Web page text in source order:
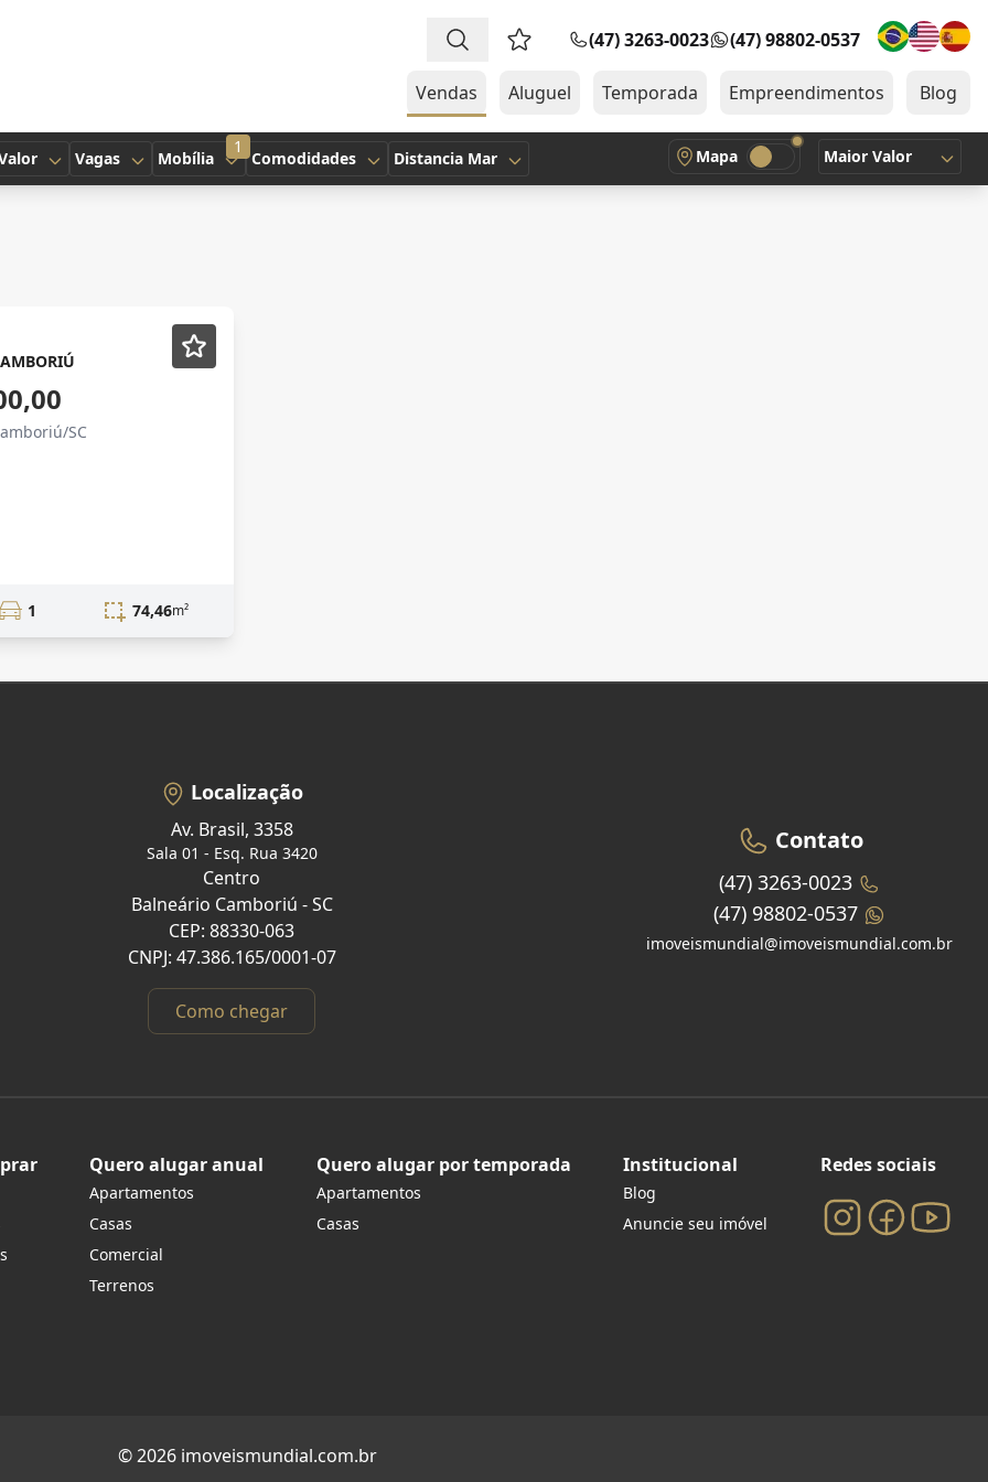
Favoritos (0 itens)
(47) 3263-0023 (47) 98802-0537
Vendas Aluguel Temporada Empreendimentos Blog
Vagas
1
Mobília Comodidades Distancia Mar Mapa Maior Valor
SC
1 74,46m²
Localização
Av. Brasil, 3358
Sala 01 - Esq. Rua 3420
Centro
Balneário Camboriú - SC
CEP: 88330-063
CNPJ: 47.386.165/0001-07
Como chegar
Contato
(47) 3263-0023
(47) 98802-0537
imoveismundial@imoveismundial.com.br
Quero alugar anual
Apartamentos
Casas
Comercial
Terrenos
Quero alugar por temporada
Apartamentos
Casas
Institucional
Blog
Anuncie seu imóvel
Redes sociais
© 2026 imoveismundial.com.br